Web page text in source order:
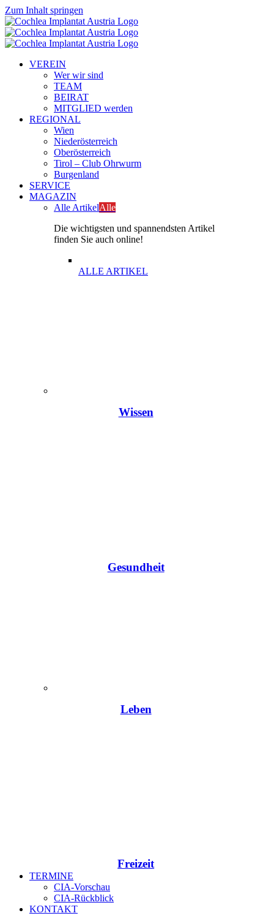
Zum Inhalt springen
VEREIN
Wer wir sind
TEAM
BEIRAT
MITGLIED werden
REGIONAL
Wien
Niederösterreich
Oberösterreich
Tirol – Club Ohrwurm
Burgenland
SERVICE
MAGAZIN
Alle ArtikelAlle
Die wichtigsten und spannendsten Artikel
finden Sie auch online!
ALLE ARTIKEL
Wissen
Gesundheit
Leben
Freizeit
TERMINE
CIA-Vorschau
CIA-Rückblick
KONTAKT